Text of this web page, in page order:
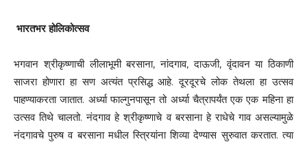
भारतभर होलिकोत्सव
भगवान श्रीकृष्णाची लीलाभूमी बरसाना, नांदगाव, दाऊजी, वृंदावन या ठिकाणी
साजरा होणारा हा सण अत्यंत प्रसिद्ध आहे. दूरदूरचे लोक तेथला हा उत्सव
पाहण्याकरता जातात. अर्ध्या फाल्गुनपासून तो अर्ध्या चैत्रापर्यंत एक एक महिना हा
उत्सव तिथे चालतो. नंदगाव हे श्रीकृष्णाचे व बरसाना हे राधेचे गाव असल्यामुळे
नंदगावचे पुरुष व बरसाना मधील स्त्रियांना शिव्या देण्यास सुरुवात करतात. त्या